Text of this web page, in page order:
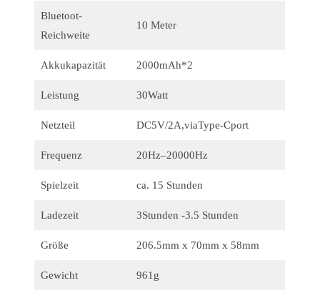
Bluetoot-
Reichweite
10 Meter
Akkukapazität 2000mAh*2
Leistung 30Watt
Netzteil DC5V/2A,viaType-Cport
Frequenz 20Hz–20000Hz
Spielzeit ca. 15 Stunden
Ladezeit 3Stunden -3.5 Stunden
Größe 206.5mm x 70mm x 58mm
Gewicht 961g